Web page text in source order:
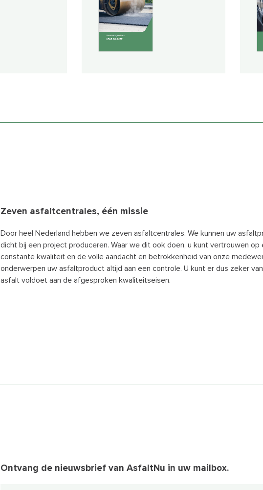
Zeven asfaltcentrales, één missie
Door heel Nederland hebben we zeven asfaltcentrales. We kunnen uw
dicht bij een project produceren. Waar we dit ook doen, u kunt vertrouwen op
constante kwaliteit en de volle aandacht en betrokkenheid van onze
onderwerpen uw asfaltproduct altijd aan een controle. U kunt er dus zeker
asfalt voldoet aan de afgesproken kwaliteitseisen.
Ontvang de nieuwsbrief van AsfaltNu in uw mailbox.